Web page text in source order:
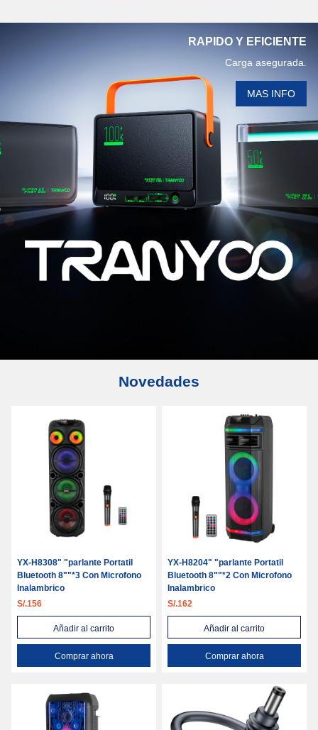
RAPIDO Y EFICIENTE
Carga asegurada.
MAS INFO
Novedades
YX-H8308" "parlante Portatil
Bluetooth 8""*3 Con Microfono
Inalambrico
S/.156
Añadir al carrito
Comprar ahora
YX-H8204" "parlante Portatil
Bluetooth 8""*2 Con Microfono
Inalambrico
S/.162
Añadir al carrito
Comprar ahora